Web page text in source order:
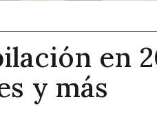
en
y más